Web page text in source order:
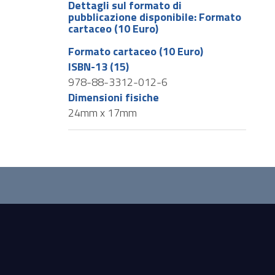
Dettagli sul formato di
pubblicazione disponibile: Formato
cartaceo (10 Euro)
Formato cartaceo (10 Euro)
ISBN-13 (15)
978-88-3312-012-6
Dimensioni fisiche
24mm x 17mm